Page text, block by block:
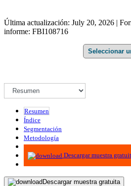
Última actualización: July 20, 2026 |
informe: FBI108716
Resumen
Índice
Segmentación
Metodología
Infografías
Descargar muestra
Descargar muestra gratuita